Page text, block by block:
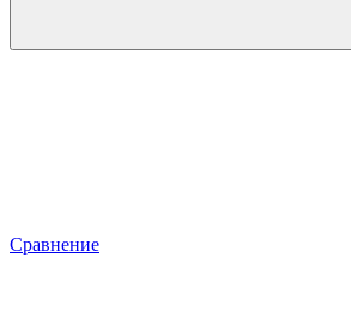
Сравнение